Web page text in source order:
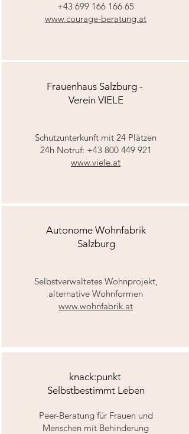
+43 699 166 166 65
www.courage-beratung.at
Frauenhaus Salzburg -
Verein VIELE
Schutzunterkunft mit 24 Plätzen
24h Notruf: +43 800 449 921
www.viele.at
Autonome Wohnfabrik
Salzburg
Selbstverwaltetes Wohnprojekt,
alternative Wohnformen
www.wohnfabrik.at
knack:punkt
Selbstbestimmt Leben
Peer-Beratung für Frauen und
Menschen mit Behinderung